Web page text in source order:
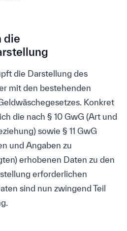
die
die Darstellung des
mit den bestehenden
Konkret
die nach § 10 GwG (Art und
sowie § 11 GwG
und Angaben zu
erhobenen Daten zu den
erforderlichen
sind nun zwingend Teil